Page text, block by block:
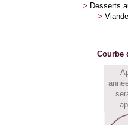
> Desserts
>
Courbe